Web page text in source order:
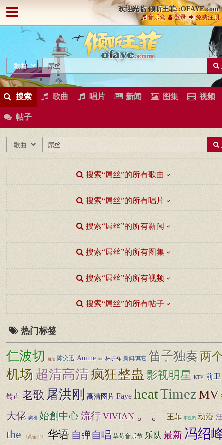
欢迎光临 倾听王菲::OFAYE.com
音乐盒 登录 免费注册
搜索 歌曲 唱片 新闻 图集 视频
帖子
搜索“屌丝”的所有歌曲
搜索“屌丝”的所有唱片
搜索“屌丝”的所有新闻
搜索“屌丝”的所有图集
搜索“屌丝”的所有视频
搜索“屌丝”的所有帖子
热门标签
仁波切 自拍 陈奕迅 Anime me 林子祥 新闻/其它 笛子独奏两
机场 超清高清疯狂整蛊影视明星 KTV 前卫
铃声 老歌 屠洪刚 高清图片 Faye heatTimezMV
大佬 窦唯 始創中心流行 VIVIAN 。。 王菲 李亚鹏 动漫
the 《黄金甲》 华语 自弹自唱 草莓音乐节 乐队 最新 冯绍